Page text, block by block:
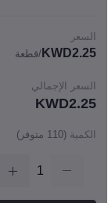
السعر
KWD2.25 /قطعة
السعر الإجمالي
KWD2.25
الكمية (
110 متوفر)